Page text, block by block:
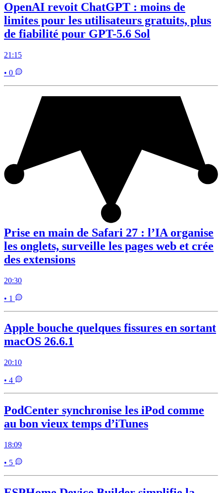
OpenAI revoit ChatGPT : moins de
limites pour les utilisateurs gratuits, plus
de fiabilité pour GPT-5.6 Sol
21:15
• 0
Prise en main de Safari 27 : l’IA organise
les onglets, surveille les pages web et crée
des extensions
20:30
• 1
Apple bouche quelques fissures en sortant
macOS 26.6.1
20:10
• 4
PodCenter synchronise les iPod comme
au bon vieux temps d’iTunes
18:09
• 5